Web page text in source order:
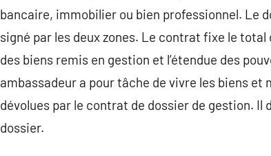
bancaire, immobilier ou bien professionnel. Le
signé par les deux zones. Le contrat fixe le
des biens remis en gestion et l’étendue des
ambassadeur a pour tâche de vivre les biens
dévolues par le contrat de dossier de gestion.
dossier.